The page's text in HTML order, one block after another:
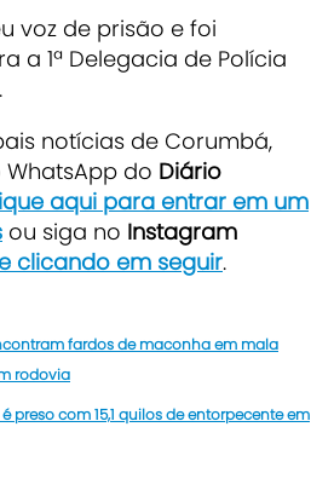
voz de prisão e foi
a 1ª Delegacia de Polícia
notícias de Corumbá,
WhatsApp do Diário
aqui para entrar em um
ou siga no Instagram
clicando em seguir.
fardos de maconha em mala
rodovia
preso com 15,1 quilos de entorpecente em